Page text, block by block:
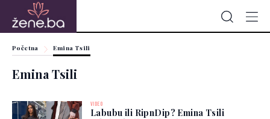
Početna Emina Tsili
Emina Tsili
VIDEO
Labubu ili RipnDip? Emina Tsili